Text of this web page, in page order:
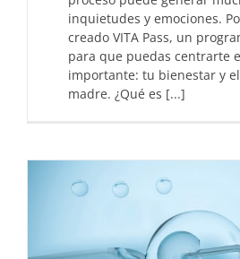
inquietudes y emociones.
creado VITA Pass, un
para que puedas centrarte
importante: tu bienestar y
madre. ¿Qué es [...]